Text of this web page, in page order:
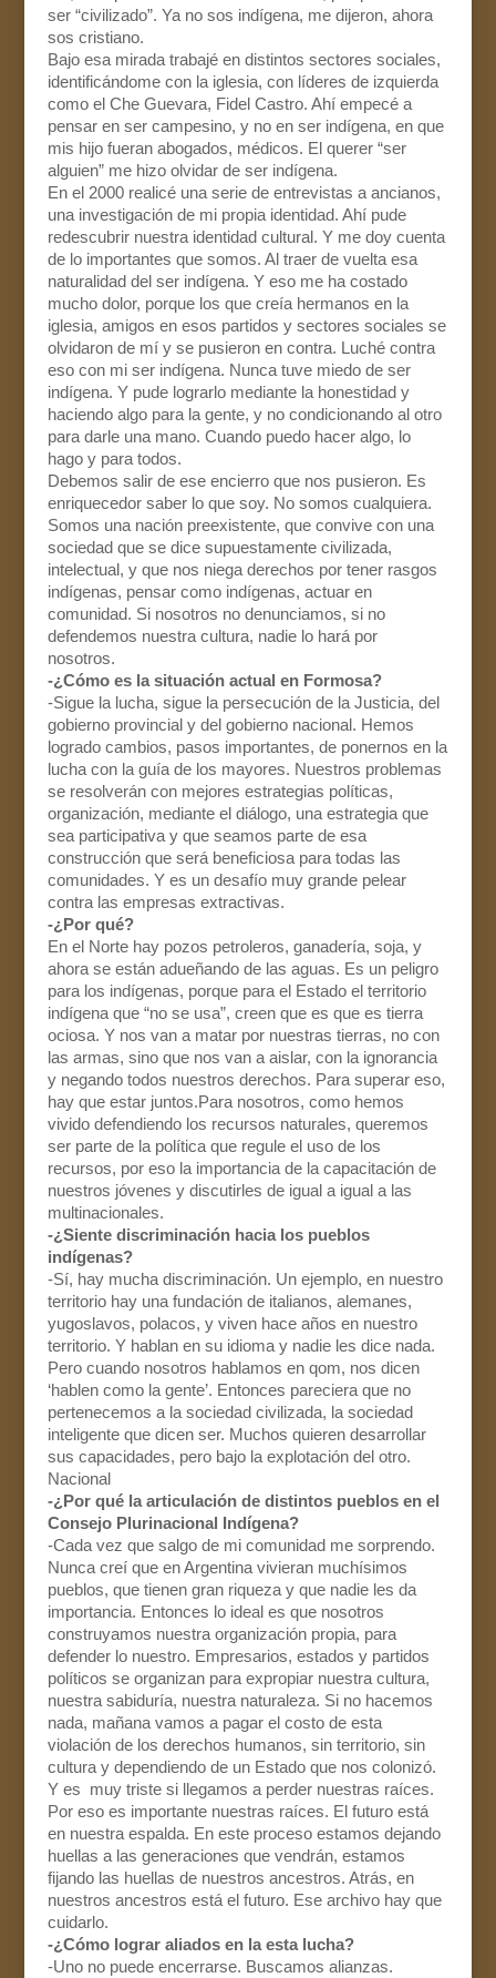
ser “civilizado”. Ya no sos indígena, me dijeron, ahora
sos cristiano.
Bajo esa mirada trabajé en distintos sectores sociales,
identificándome con la iglesia, con líderes de izquierda
como el Che Guevara, Fidel Castro. Ahí empecé a
pensar en ser campesino, y no en ser indígena, en que
mis hijo fueran abogados, médicos. El querer “ser
alguien” me hizo olvidar de ser indígena.
En el 2000 realicé una serie de entrevistas a ancianos,
una investigación de mi propia identidad. Ahí pude
redescubrir nuestra identidad cultural. Y me doy cuenta
de lo importantes que somos. Al traer de vuelta esa
naturalidad del ser indígena. Y eso me ha costado
mucho dolor, porque los que creía hermanos en la
iglesia, amigos en esos partidos y sectores sociales se
olvidaron de mí y se pusieron en contra. Luché contra
eso con mi ser indígena. Nunca tuve miedo de ser
indígena. Y pude lograrlo mediante la honestidad y
haciendo algo para la gente, y no condicionando al otro
para darle una mano. Cuando puedo hacer algo, lo
hago y para todos.
Debemos salir de ese encierro que nos pusieron. Es
enriquecedor saber lo que soy. No somos cualquiera.
Somos una nación preexistente, que convive con una
sociedad que se dice supuestamente civilizada,
intelectual, y que nos niega derechos por tener rasgos
indígenas, pensar como indígenas, actuar en
comunidad. Si nosotros no denunciamos, si no
defendemos nuestra cultura, nadie lo hará por
nosotros.
-¿Cómo es la situación actual en Formosa?
-Sigue la lucha, sigue la persecución de la Justicia, del
gobierno provincial y del gobierno nacional. Hemos
logrado cambios, pasos importantes, de ponernos en la
lucha con la guía de los mayores. Nuestros problemas
se resolverán con mejores estrategias políticas,
organización, mediante el diálogo, una estrategia que
sea participativa y que seamos parte de esa
construcción que será beneficiosa para todas las
comunidades. Y es un desafío muy grande pelear
contra las empresas extractivas.
-¿Por qué?
En el Norte hay pozos petroleros, ganadería, soja, y
ahora se están adueñando de las aguas. Es un peligro
para los indígenas, porque para el Estado el territorio
indígena que “no se usa”, creen que es que es tierra
ociosa. Y nos van a matar por nuestras tierras, no con
las armas, sino que nos van a aislar, con la ignorancia
y negando todos nuestros derechos. Para superar eso,
hay que estar juntos.Para nosotros, como hemos
vivido defendiendo los recursos naturales, queremos
ser parte de la política que regule el uso de los
recursos, por eso la importancia de la capacitación de
nuestros jóvenes y discutirles de igual a igual a las
multinacionales.
-¿Siente discriminación hacia los pueblos
indígenas?
-Sí, hay mucha discriminación. Un ejemplo, en nuestro
territorio hay una fundación de italianos, alemanes,
yugoslavos, polacos, y viven hace años en nuestro
territorio. Y hablan en su idioma y nadie les dice nada.
Pero cuando nosotros hablamos en qom, nos dicen
‘hablen como la gente’. Entonces pareciera que no
pertenecemos a la sociedad civilizada, la sociedad
inteligente que dicen ser. Muchos quieren desarrollar
sus capacidades, pero bajo la explotación del otro.
Nacional
-¿Por qué la articulación de distintos pueblos en el
Consejo Plurinacional Indígena?
-Cada vez que salgo de mi comunidad me sorprendo.
Nunca creí que en Argentina vivieran muchísimos
pueblos, que tienen gran riqueza y que nadie les da
importancia. Entonces lo ideal es que nosotros
construyamos nuestra organización propia, para
defender lo nuestro. Empresarios, estados y partidos
políticos se organizan para expropiar nuestra cultura,
nuestra sabiduría, nuestra naturaleza. Si no hacemos
nada, mañana vamos a pagar el costo de esta
violación de los derechos humanos, sin territorio, sin
cultura y dependiendo de un Estado que nos colonizó.
Y es muy triste si llegamos a perder nuestras raíces.
Por eso es importante nuestras raíces. El futuro está
en nuestra espalda. En este proceso estamos dejando
huellas a las generaciones que vendrán, estamos
fijando las huellas de nuestros ancestros. Atrás, en
nuestros ancestros está el futuro. Ese archivo hay que
cuidarlo.
-¿Cómo lograr aliados en la esta lucha?
-Uno no puede encerrarse. Buscamos alianzas.